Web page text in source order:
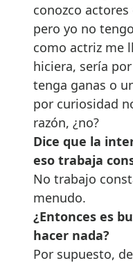
conozco
pero yo no
como actriz me
hiciera, sería
tenga ganas o
por curiosidad
razón, ¿no?
Dice que la
eso trabaja
No trabajo
menudo.
¿Entonces es
hacer nada?
Por supuesto,